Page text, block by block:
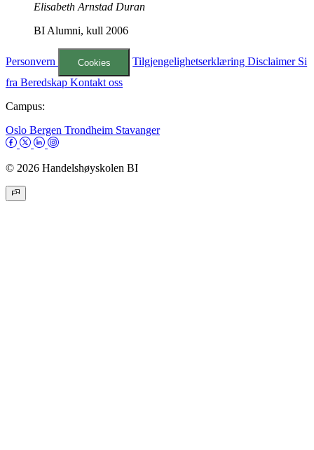
Elisabeth Arnstad Duran
BI Alumni, kull 2006
Personvern Cookies TilgjengelighetserklæringDisclaimer Si
fra Beredskap Kontakt oss
Campus:
Oslo Bergen Trondheim Stavanger
© 2026 Handelshøyskolen BI